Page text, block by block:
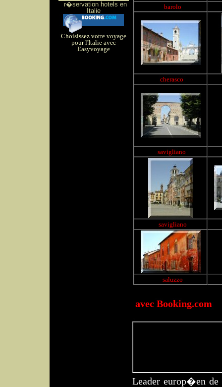
r�servation hotels en
Italie
Choisissez votre voyage
pour l'Italie avec
Easyvoyage
barolo
cherasco
savigliano
savigliano
saluzzo
avec Booking.com
Leader europ�en